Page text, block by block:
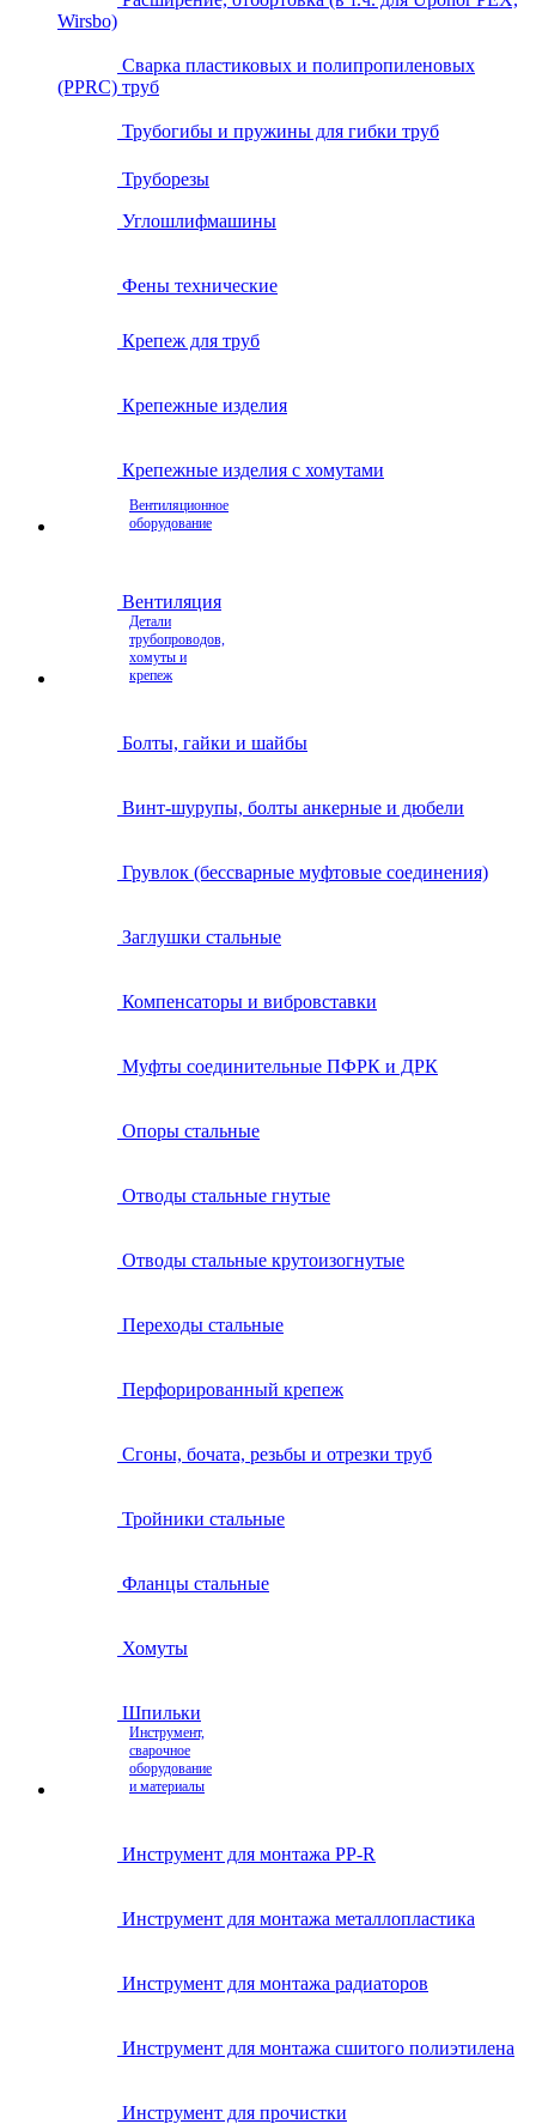
Wirsbo)
Сварка пластиковых и полипропиленовых
(PPRC) труб
Трубогибы и пружины для гибки труб
Труборезы
Углошлифмашины
Фены технические
Крепеж для труб
Крепежные изделия
Крепежные изделия с хомутами
Вентиляционное
оборудование
Вентиляция
Детали
трубопроводов,
хомуты и
крепеж
Болты, гайки и шайбы
Винт-шурупы, болты анкерные и дюбели
Грувлок (бессварные муфтовые соединения)
Заглушки стальные
Компенсаторы и вибровставки
Муфты соединительные ПФРК и ДРК
Опоры стальные
Отводы стальные гнутые
Отводы стальные крутоизогнутые
Переходы стальные
Перфорированный крепеж
Сгоны, бочата, резьбы и отрезки труб
Тройники стальные
Фланцы стальные
Хомуты
Шпильки
Инструмент,
сварочное
оборудование
и материалы
Инструмент для монтажа PP-R
Инструмент для монтажа металлопластика
Инструмент для монтажа радиаторов
Инструмент для монтажа сшитого полиэтилена
Инструмент для прочистки